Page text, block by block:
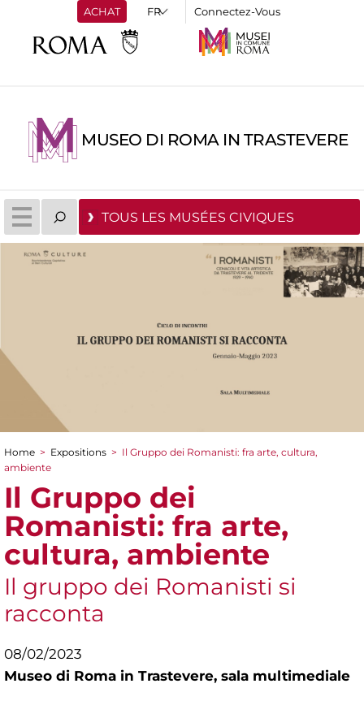
ACHAT Connectez-Vous
MUSEO DI ROMA IN TRASTEVERE
TOUS LES MUSÉES CIVIQUES
You are here
Home > Expositions > Il Gruppo dei Romanisti: fra arte, cultura,
ambiente
Il Gruppo dei
Romanisti: fra arte,
cultura, ambiente
Il gruppo dei Romanisti si
racconta
08/02/2023
Museo di Roma in Trastevere, sala multimediale